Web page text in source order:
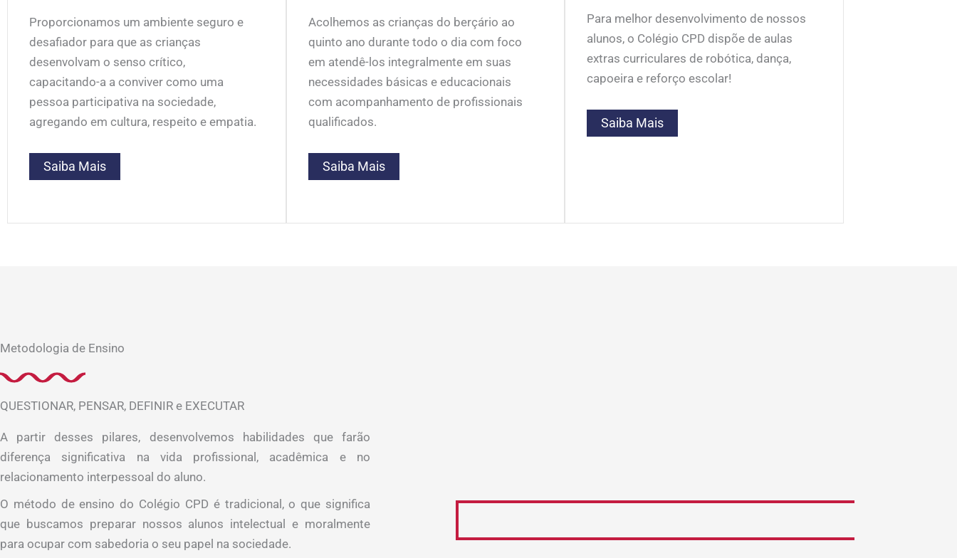
Proporcionamos um ambiente seguro e
desafiador para que as crianças
desenvolvam o senso crítico,
capacitando-a a conviver como uma
pessoa participativa na sociedade,
agregando em cultura, respeito e empatia.
Saiba Mais
Acolhemos as crianças do berçário ao
quinto ano durante todo o dia com foco
em atendê-los integralmente em suas
necessidades básicas e educacionais
com acompanhamento de profissionais
qualificados.
Saiba Mais
Para melhor desenvolvimento de nossos
alunos, o Colégio CPD dispõe de aulas
extras curriculares de robótica, dança,
capoeira e reforço escolar!
Saiba Mais
Metodologia de Ensino
QUESTIONAR, PENSAR, DEFINIR e EXECUTAR
A partir desses pilares, desenvolvemos habilidades que farão
diferença significativa na vida profissional, acadêmica e no
relacionamento interpessoal do aluno.
O método de ensino do Colégio CPD é tradicional, o que significa
que buscamos preparar nossos alunos intelectual e moralmente
para ocupar com sabedoria o seu papel na sociedade.